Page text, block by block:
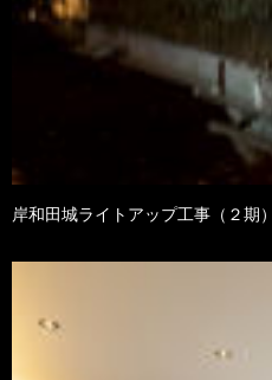
岸和田城ライトアップ工事（２期）